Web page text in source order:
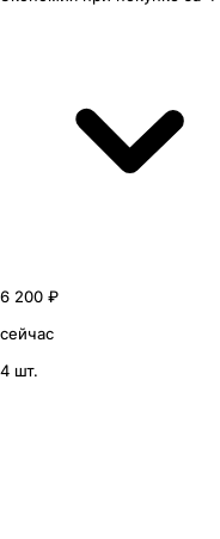
6 200 ₽
сейчас
4 шт.